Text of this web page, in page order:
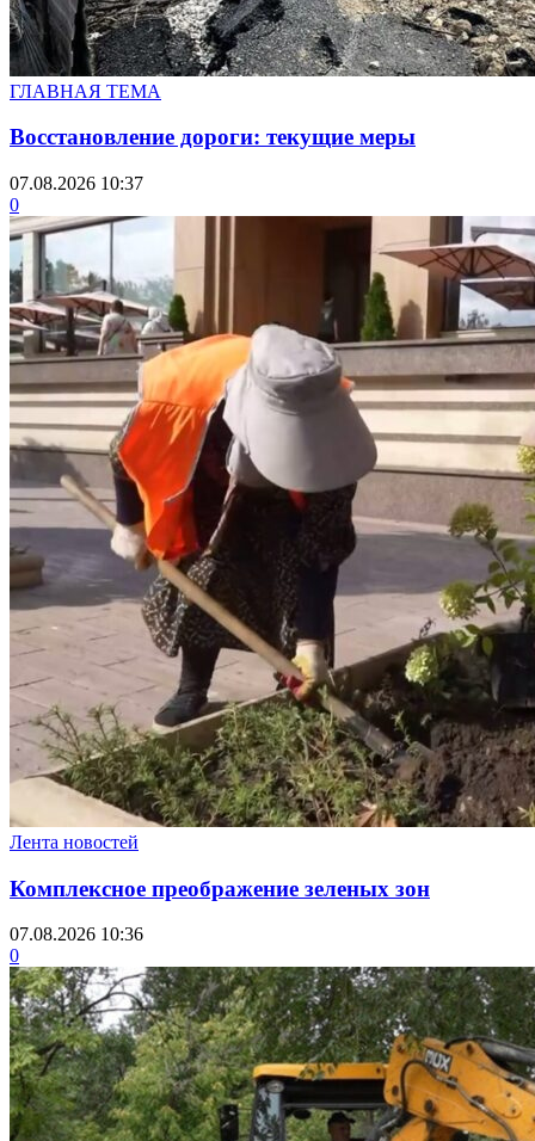
ГЛАВНАЯ ТЕМА
Восстановление дороги: текущие меры
07.08.2026 10:37
0
Лента новостей
Комплексное преображение зеленых зон
07.08.2026 10:36
0